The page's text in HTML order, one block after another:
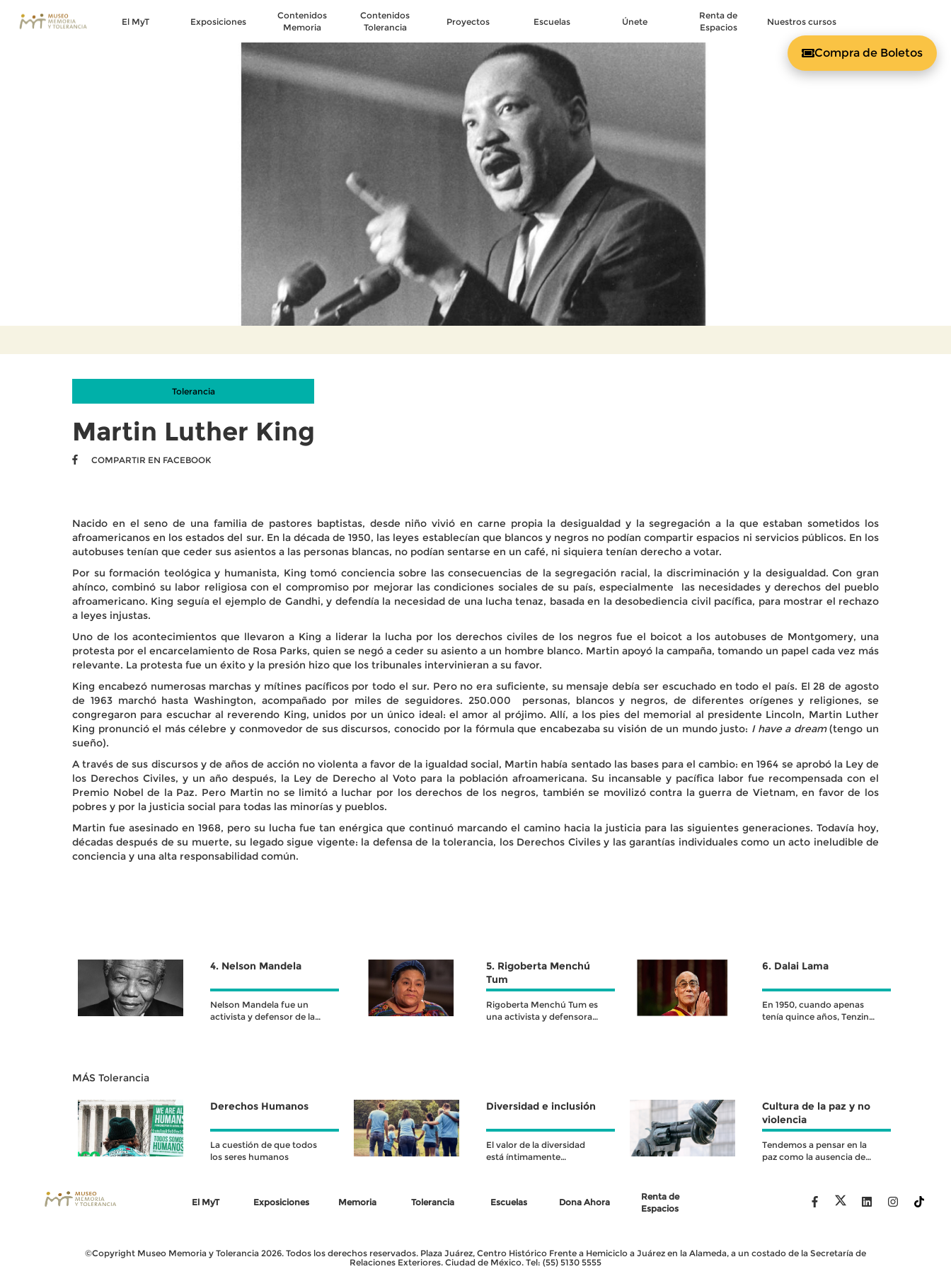
El MyT Exposiciones
Contenidos
Memoria
Contenidos
Tolerancia
Proyectos Escuelas Únete
Renta de
Espacios
Nuestros cursos
Tolerancia
Martin Luther King
COMPARTIR EN FACEBOOK
Nacido en el seno de una familia de pastores baptistas, desde niño vivió en carne propia la desigualdad y la segregación a la que estaban sometidos los
afroamericanos en los estados del sur. En la década de 1950, las leyes establecían que blancos y negros no podían compartir espacios ni servicios públicos. En los
autobuses tenían que ceder sus asientos a las personas blancas, no podían sentarse en un café, ni siquiera tenían derecho a votar.
Por su formación teológica y humanista, King tomó conciencia sobre las consecuencias de la segregación racial, la discriminación y la desigualdad. Con gran
ahínco, combinó su labor religiosa con el compromiso por mejorar las condiciones sociales de su país, especialmente las necesidades y derechos del pueblo
afroamericano. King seguía el ejemplo de Gandhi, y defendía la necesidad de una lucha tenaz, basada en la desobediencia civil pacífica, para mostrar el rechazo
a leyes injustas.
Uno de los acontecimientos que llevaron a King a liderar la lucha por los derechos civiles de los negros fue el boicot a los autobuses de Montgomery, una
protesta por el encarcelamiento de Rosa Parks, quien se negó a ceder su asiento a un hombre blanco. Martin apoyó la campaña, tomando un papel cada vez más
relevante. La protesta fue un éxito y la presión hizo que los tribunales intervinieran a su favor.
King encabezó numerosas marchas y mítines pacíficos por todo el sur. Pero no era suficiente, su mensaje debía ser escuchado en todo el país. El 28 de agosto
de 1963 marchó hasta Washington, acompañado por miles de seguidores. 250.000 personas, blancos y negros, de diferentes orígenes y religiones, se
congregaron para escuchar al reverendo King, unidos por un único ideal: el amor al prójimo. Allí, a los pies del memorial al presidente Lincoln, Martin Luther
King pronunció el más célebre y conmovedor de sus discursos, conocido por la fórmula que encabezaba su visión de un mundo justo: I have a dream(tengo un
sueño).
A través de sus discursos y de años de acción no violenta a favor de la igualdad social, Martin había sentado las bases para el cambio: en 1964 se aprobó la Ley de
los Derechos Civiles, y un año después, la Ley de Derecho al Voto para la población afroamericana. Su incansable y pacífica labor fue recompensada con el
Premio Nobel de la Paz. Pero Martin no se limitó a luchar por los derechos de los negros, también se movilizó contra la guerra de Vietnam, en favor de los
pobres y por la justicia social para todas las minorías y pueblos.
Martin fue asesinado en 1968, pero su lucha fue tan enérgica que continuó marcando el camino hacia la justicia para las siguientes generaciones. Todavía hoy,
décadas después de su muerte, su legado sigue vigente: la defensa de la tolerancia, los Derechos Civiles y las garantías individuales como un acto ineludible de
conciencia y una alta responsabilidad común.
4. Nelson Mandela
Nelson Mandela fue un
activista y defensor de la
5. Rigoberta Menchú
Tum
Rigoberta Menchú Tum es
una activista y defensora
6. Dalai Lama
En 1950, cuando apenas
tenía quince años, Tenzin
MÁS Tolerancia
Derechos Humanos
La cuestión de que todos
los seres humanos
Diversidad e inclusión
El valor de la diversidad
está íntimamente
Cultura de la paz y no
violencia
Tendemos a pensar en la
paz como la ausencia de
El MyT Exposiciones Memoria Tolerancia Escuelas Dona Ahora
Renta de
Espacios
©Copyright Museo Memoria y Tolerancia 2026. Todos los derechos reservados. Plaza Juárez, Centro Histórico Frente a Hemiciclo a Juárez en la Alameda, a un costado de la Secretaría de
Relaciones Exteriores. Ciudad de México. Tel: (55) 5130 5555
Compra de Boletos